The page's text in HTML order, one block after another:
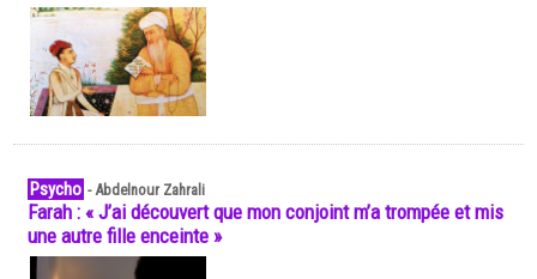
Psycho -Abdelnour Zahrali
Farah : « J’ai découvert que mon conjoint m’a trompée et mis
une autre fille enceinte »